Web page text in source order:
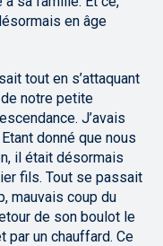
en âge
tout en s’attaquant
notre petite
J’avais
donné que nous
il était désormais
fils. Tout se passait
mauvais coup du
de son boulot le
par un chauffard. Ce